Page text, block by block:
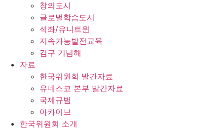
창의도시
글로벌학습도시
석좌/유니트윈
지속가능발전교육
김구 기념해
자료
한국위원회 발간자료
유네스코 본부 발간자료
국제규범
아카이브
한국위원회 소개